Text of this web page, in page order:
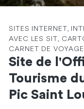
SITES INTERNET,
AVEC LES SIT,
CARNET DE
Site de
Tourisme
Pic Saint